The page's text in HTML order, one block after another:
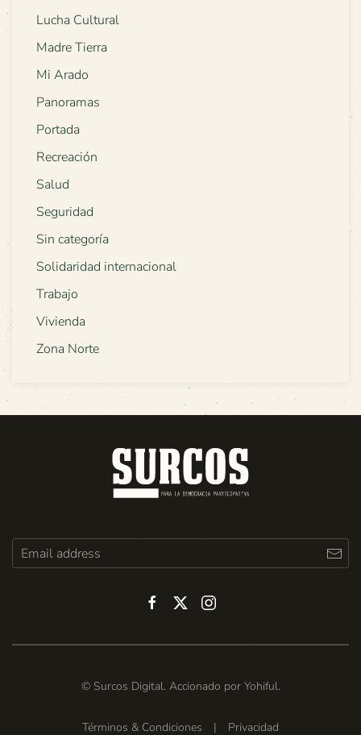
Lucha Cultural
Madre Tierra
Mi Arado
Panoramas
Portada
Recreación
Salud
Seguridad
Sin categoría
Solidaridad internacional
Trabajo
Vivienda
Zona Norte
© Surcos Digital. Accionado por Yohiful.
Términos & Condiciones | Privacidad